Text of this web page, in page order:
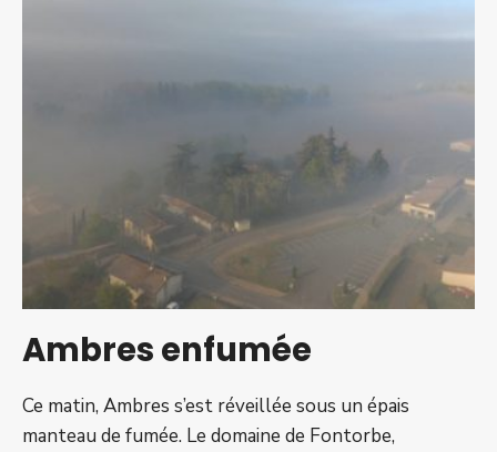
du
Ambres enfumée
Ce matin, Ambres s’est réveillée sous un épais
manteau de fumée. Le domaine de Fontorbe,